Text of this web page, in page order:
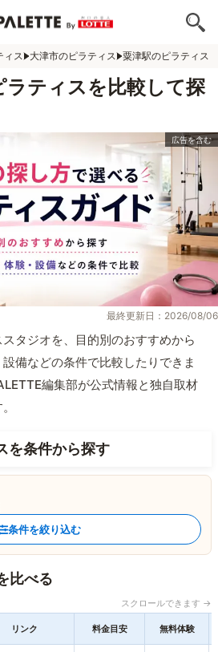
ィス 大津市のピラティス 粟津駅のピラティス
ラティスを比較して探
最終更新日：2026/08/06
タジオを、目的別のおすすめから
備などの条件で比較したりできま
編集部が公式情報と独自取材
を条件から探す
条件を絞り込む
比べる
スクロールできます →
リンク 料金目安 無料体験